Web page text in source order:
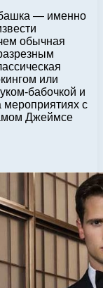
— именно
обычная
или
бабочкой и
мероприятиях с
Джеймсе